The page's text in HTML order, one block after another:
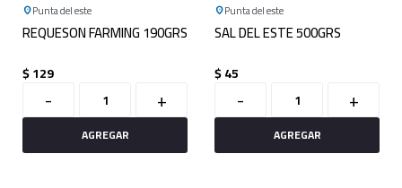
Punta del este
REQUESON FARMING 190GRS
$129
- +
Punta del este
SAL DEL ESTE 500GRS
$45
- +